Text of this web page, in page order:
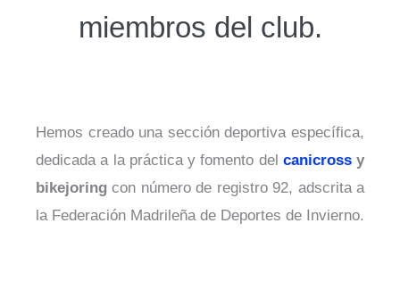
miembros del club.
Hemos creado una sección deportiva específica,
dedicada a la práctica y fomento del canicrossy
bikejoring con número de registro 92, adscrita a
la Federación Madrileña de Deportes de Invierno.